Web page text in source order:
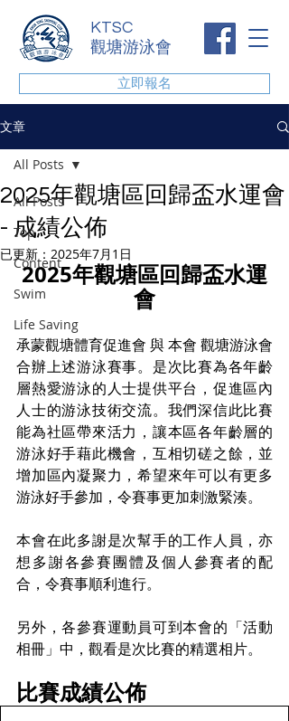
KTSC
觀塘游泳會
立即報名
文章
All Posts
Top
Content
Swim
Life Saving
All Posts
2025年觀塘區回歸盃水運會
- 成績公佈
已更新： 2025年7月1日
2025年觀塘區回歸盃水運
會
承蒙觀塘體育促進會 與 本會 觀塘游泳會
合辦上述游泳賽事。 是次比賽為各年齡
層熱愛游泳的人士提供平台，促進區內
人士的游泳技術交流。我們深信此比賽
能為社區帶來活力，讓本區各年齡層的
游泳好手藉此機會，互相切磋之餘，並
增加區內凝聚力，希望來年可以有更多
游泳好手參加，令賽事更加刺激緊湊。
本會在此多謝是次幫手的工作人員，亦
想多謝各參賽團體及個人參賽者的配
合，令賽事順利進行。
另外，各參賽運動員可到本會的「活動
相冊」 中，觀看是次比賽的精選相片。
比賽成績公佈